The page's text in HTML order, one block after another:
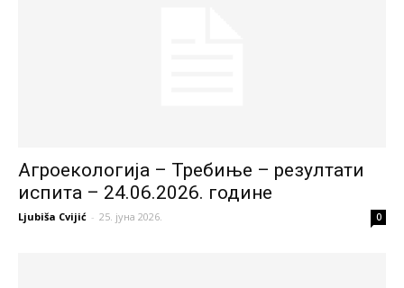
Агроекологија – Требиње – резултати
испита – 24.06.2026. године
Ljubiša Cvijić - 25. јуна 2026. 0